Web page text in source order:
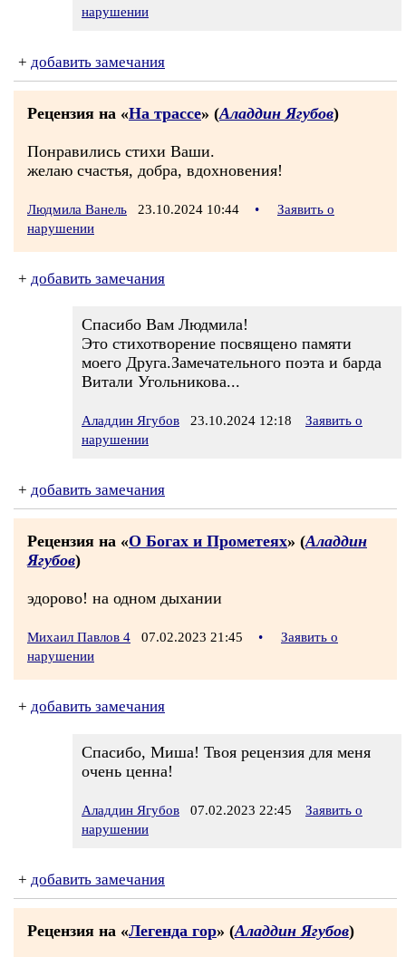
нарушении
+ добавить замечания
Рецензия на «На трассе» (Аладдин Ягубов)
Понравились стихи Ваши.
желаю счастья, добра, вдохновения!
Людмила Ванель 23.10.2024 10:44 •
Заявить о
нарушении
+ добавить замечания
Спасибо Вам Людмила!
Это стихотворение посвящено памяти
моего Друга.Замечательного поэта и барда
Витали Угольникова...
Аладдин Ягубов 23.10.2024 12:18
Заявить о
нарушении
+ добавить замечания
Рецензия на «О Богах и Прометеях» (Аладдин
Ягубов)
эдорово! на одном дыхании
Михаил Павлов 4 07.02.2023 21:45 •
Заявить о
нарушении
+ добавить замечания
Спасибо, Миша! Твоя рецензия для меня
очень ценна!
Аладдин Ягубов 07.02.2023 22:45
Заявить о
нарушении
+ добавить замечания
Рецензия на «Легенда гор» (Аладдин Ягубов)